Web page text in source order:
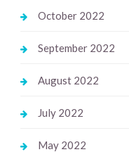
October 2022
September 2022
August 2022
July 2022
May 2022